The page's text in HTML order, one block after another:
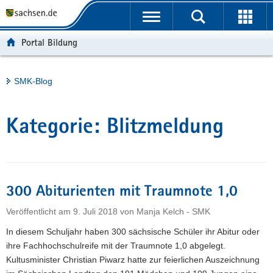
t
e
r
i
e
n
d
e
u
h
a
e
v
e
Portalübergreifende
Portal Bildung
Hauptinhalt
SMK-Blog
Kategorie: Blitzmeldung
300 Abiturienten mit Traumnote 1,0
Veröffentlicht am 9. Juli 2018 von Manja Kelch - SMK
In diesem Schuljahr haben 300 sächsische Schüler ihr Abitur oder
ihre Fachhochschulreife mit der Traumnote 1,0 abgelegt.
Kultusminister Christian Piwarz hatte zur feierlichen Auszeichnung